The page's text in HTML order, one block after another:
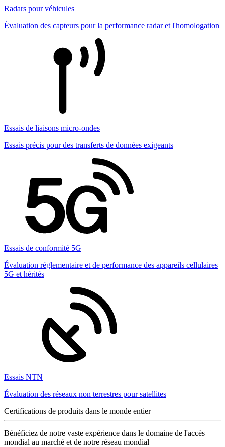
Radars pour véhicules
Évaluation des capteurs pour la performance radar et l'homologation
Essais de liaisons micro-ondes
Essais précis pour des transferts de données exigeants
Essais de conformité 5G
Évaluation réglementaire et de performance des appareils cellulaires
5G et hérités
Essais NTN
Évaluation des réseaux non terrestres pour satellites
Certifications de produits dans le monde entier
Bénéficiez de notre vaste expérience dans le domaine de l'accès
mondial au marché et de notre réseau mondial